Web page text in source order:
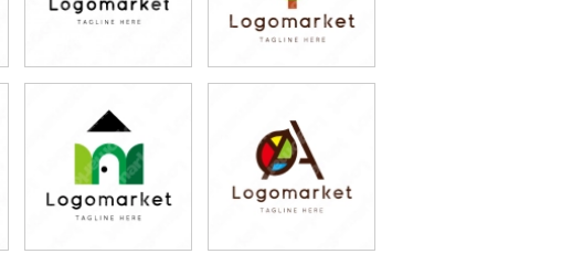
79,800円
(税込87,780円)
79,800円
(税込87,780円)